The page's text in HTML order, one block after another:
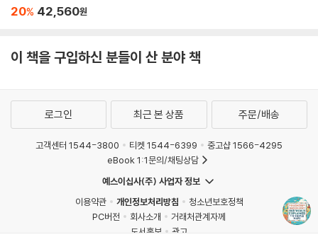
y Premium Prep, 18t
tice Online + Conte
20% 42,560원
이 책을 구입하신 분들이 산 분야 책
로그인 최근 본 상품 주문/배송
고객센터 1544-3800 티켓 1544-6399
중고샵 1566-4295
eBook 1:1문의/채팅상담
예스이십사(주) 사업자 정보
이용약관
개인정보처리방침
청소년보호정책
PC버전
회사소개
거래처관계자께
도서홍보
광고